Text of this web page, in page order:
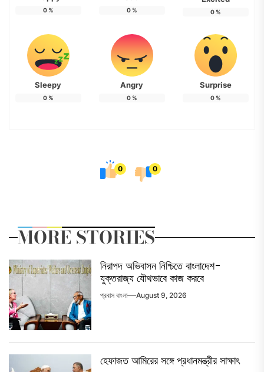
0% 0% 0%
Sleepy
0%
Angry
0%
Surprise
0%
0 0
MORE STORIES
নিরাপদ অভিবাসন নিশ্চিতে বাংলাদেশ-
যুক্তরাজ্য যৌথভাবে কাজ করবে
প্রবাস বাংলা August 9, 2026
হেফাজত আমিরের সঙ্গে প্রধানমন্ত্রীর সাক্ষাৎ